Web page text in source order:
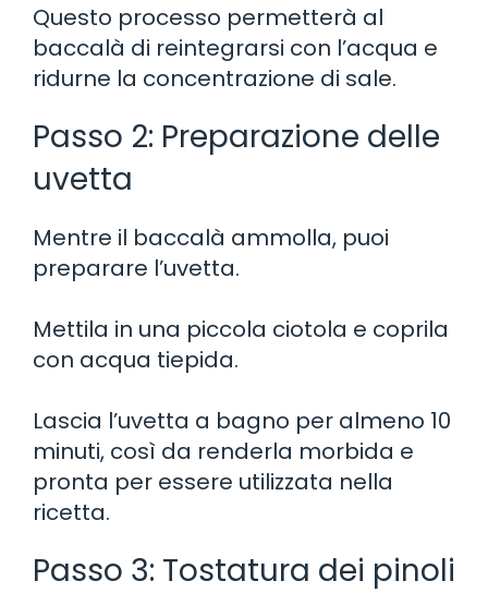
Questo processo permetterà al
baccalà di reintegrarsi con l’acqua e
ridurne la concentrazione di sale.
Passo 2: Preparazione delle
uvetta
Mentre il baccalà ammolla, puoi
preparare l’uvetta.
Mettila in una piccola ciotola e coprila
con acqua tiepida.
Lascia l’uvetta a bagno per almeno 10
minuti, così da renderla morbida e
pronta per essere utilizzata nella
ricetta.
Passo 3: Tostatura dei pinoli